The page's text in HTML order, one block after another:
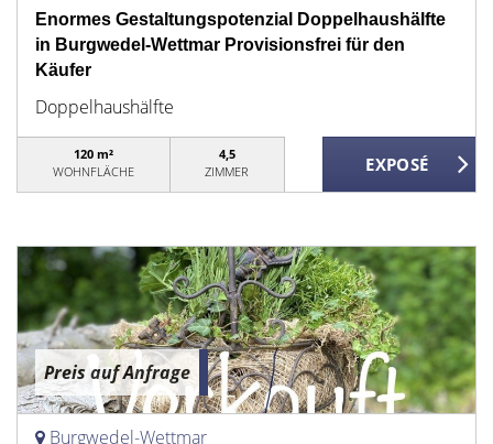
Enormes Gestaltungspotenzial Doppelhaushälfte
in Burgwedel-Wettmar Provisionsfrei für den
Käufer
Doppelhaushälfte
120 m²
WOHNFLÄCHE
4,5
ZIMMER
Preis auf Anfrage
Burgwedel-Wettmar